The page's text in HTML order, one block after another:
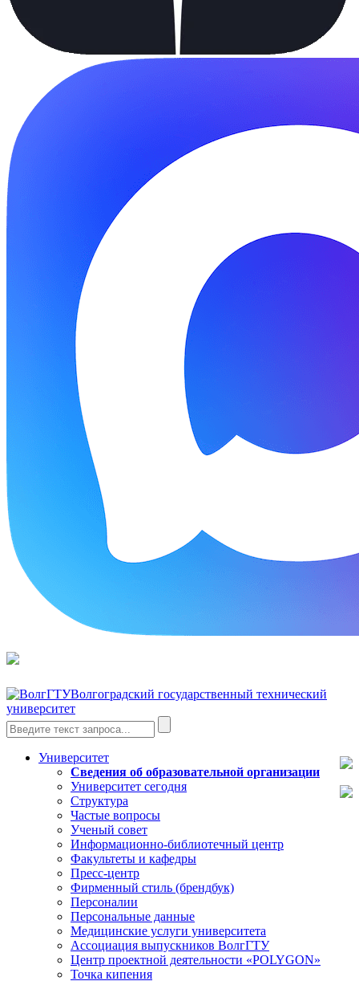
Волгоградский государственный технический
университет
Университет
Сведения об образовательной организации
Университет сегодня
Структура
Частые вопросы
Ученый совет
Информационно-библиотечный центр
Факультеты и кафедры
Пресс-центр
Фирменный стиль (брендбук)
Персоналии
Персональные данные
Медицинские услуги университета
Ассоциация выпускников ВолгГТУ
Центр проектной деятельности «POLYGON»
Точка кипения